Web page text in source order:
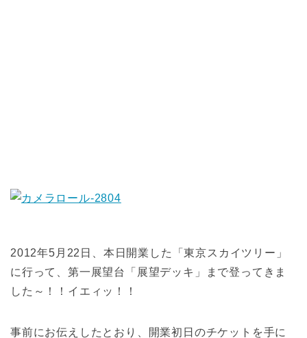
2012年5月22日、本日開業した「東京スカイツリー」
に行って、第一展望台「展望デッキ」まで登ってきま
した～！！イエィッ！！
事前にお伝えしたとおり、開業初日のチケットを手に